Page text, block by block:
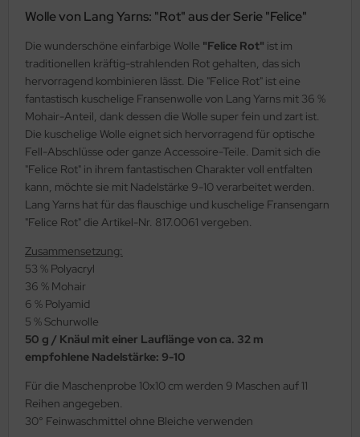
Wolle von Lang Yarns: "Rot" aus der Serie "Felice"
Die wunderschöne einfarbige Wolle "Felice Rot" ist im
traditionellen kräftig-strahlenden Rot gehalten, das sich
hervorragend kombinieren lässt. Die "Felice Rot" ist eine
fantastisch kuschelige Fransenwolle von Lang Yarns mit 36 %
Mohair-Anteil, dank dessen die Wolle super fein und zart ist.
Die kuschelige Wolle eignet sich hervorragend für optische
Fell-Abschlüsse oder ganze Accessoire-Teile. Damit sich die
"Felice Rot" in ihrem fantastischen Charakter voll entfalten
kann, möchte sie mit Nadelstärke 9-10 verarbeitet werden.
Lang Yarns hat für das flauschige und kuschelige Fransengarn
"Felice Rot" die Artikel-Nr. 817.0061 vergeben.
Zusammensetzung:
53 % Polyacryl
36 % Mohair
6 % Polyamid
5 % Schurwolle
50 g / Knäul mit einer Lauflänge von ca. 32 m
empfohlene Nadelstärke: 9-10
Für die Maschenprobe 10x10 cm werden 9 Maschen auf 11
Reihen angegeben.
30° Feinwaschmittel ohne Bleiche verwenden